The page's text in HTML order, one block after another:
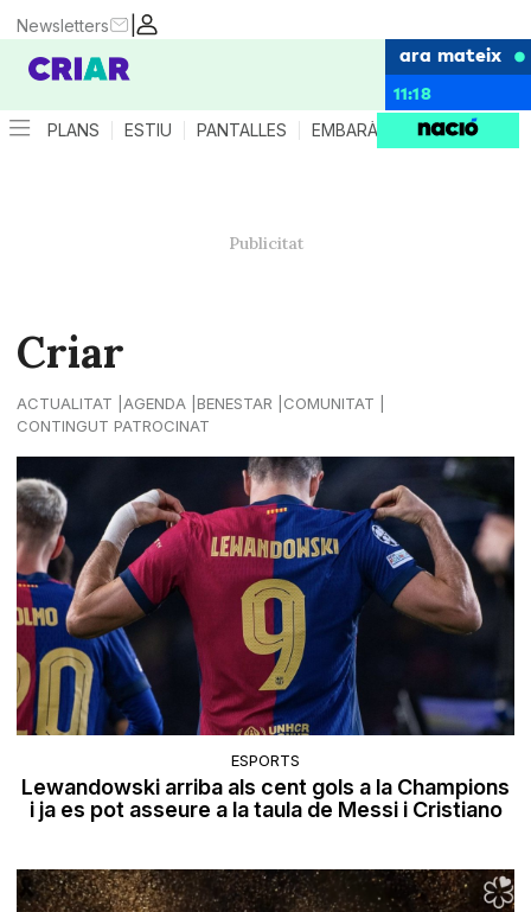
|
Newsletters
ara mateix
11:18
PLANS ESTIU PANTALLES EMBARÀS CRIANÇA
Criar
ACTUALITAT AGENDA BENESTAR
COMUNITAT
CONTINGUT PATROCINAT
ESPORTS
Lewandowski arriba als cent gols a la Champions
i ja es pot asseure a la taula de Messi i Cristiano